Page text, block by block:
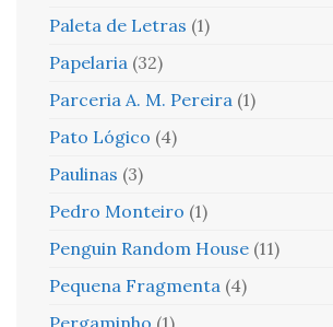
Paleta de Letras (1)
Papelaria (32)
Parceria A. M. Pereira (1)
Pato Lógico (4)
Paulinas (3)
Pedro Monteiro (1)
Penguin Random House (11)
Pequena Fragmenta (4)
Pergaminho (1)